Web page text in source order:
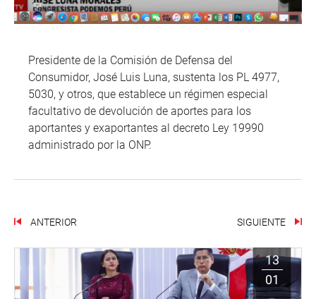
Presidente de la Comisión de Defensa del
Consumidor, José Luis Luna, sustenta los PL 4977,
5030, y otros, que establece un régimen especial
facultativo de devolución de aportes para los
aportantes y exaportantes al decreto Ley 19990
administrado por la ONP.
ANTERIOR SIGUIENTE
13
01